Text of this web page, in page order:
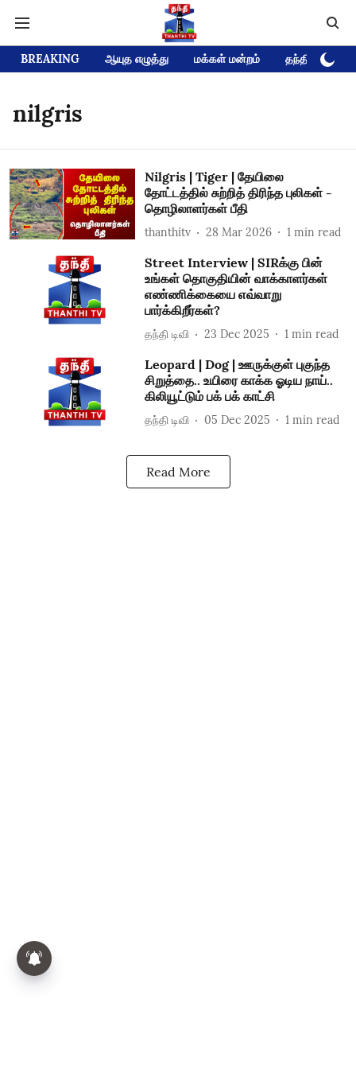
BREAKING ஆயுத எழுத்து மக்கள் மன்றம் தந்தி டிவி
nilgris
Nilgris | Tiger | தேயிலை
தோட்டத்தில் சுற்றித் திரிந்த புலிகள் -
தொழிலாளர்கள் பீதி
thanthitv 28 Mar 2026 1 min read
Street Interview | SIRக்கு பின்
உங்கள் தொகுதியின் வாக்காளர்கள்
எண்ணிக்கையை எவ்வாறு
பார்க்கிறீர்கள்?
தந்தி டிவி 23 Dec 2025 1 min read
Leopard | Dog | ஊருக்குள் புகுந்த
சிறுத்தை.. உயிரை காக்க ஓடிய நாய்..
கிலியூட்டும் பக் பக் காட்சி
தந்தி டிவி 05 Dec 2025 1 min read
Read More